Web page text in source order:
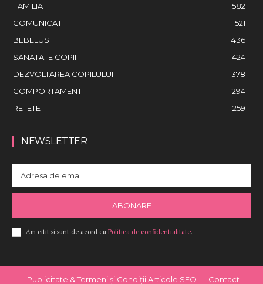
FAMILIA
582
COMUNICAT
521
BEBELUSI
436
SANATATE COPII
424
DEZVOLTAREA COPILULUI
378
COMPORTAMENT
294
RETETE
259
NEWSLETTER
ABONARE
Am citit si sunt de acord cu Politica de confidentialitate.
Publicitate & Termeni și Condiții Articole SEO
Contact